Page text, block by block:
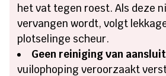
het vat tegen roest. Als deze
vervangen wordt, volgt
plotselinge scheur.
Geen reiniging van
vuilophoping veroorzaakt